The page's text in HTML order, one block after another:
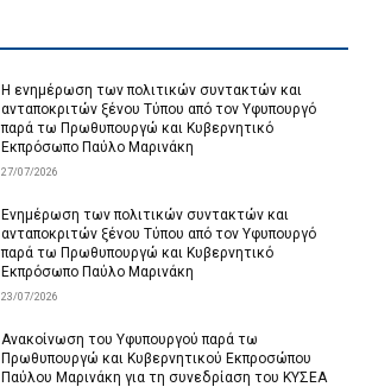
Η ενημέρωση των πολιτικών συντακτών και
ανταποκριτών ξένου Τύπου από τον Υφυπουργό
παρά τω Πρωθυπουργώ και Κυβερνητικό
Εκπρόσωπο Παύλο Μαρινάκη
27/07/2026
Ενημέρωση των πολιτικών συντακτών και
ανταποκριτών ξένου Τύπου από τον Υφυπουργό
παρά τω Πρωθυπουργώ και Κυβερνητικό
Εκπρόσωπο Παύλο Μαρινάκη
23/07/2026
Ανακοίνωση του Υφυπουργού παρά τω
Πρωθυπουργώ και Κυβερνητικού Εκπροσώπου
Παύλου Μαρινάκη για τη συνεδρίαση του ΚΥΣΕΑ